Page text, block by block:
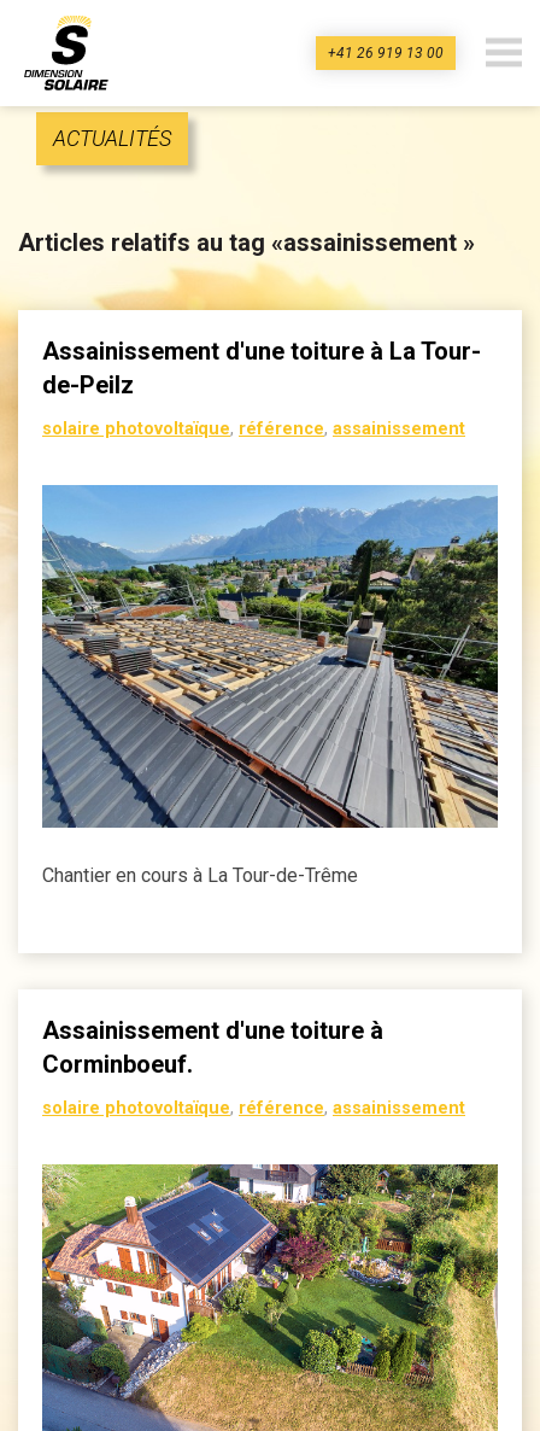
+41 26 919 13 00
ACTUALITÉS
Articles relatifs au tag «assainissement »
Assainissement d'une toiture à La Tour-
de-Peilz
solaire photovoltaïque, référence, assainissement
Chantier en cours à La Tour-de-Trême
Assainissement d'une toiture à
Corminboeuf.
solaire photovoltaïque, référence, assainissement